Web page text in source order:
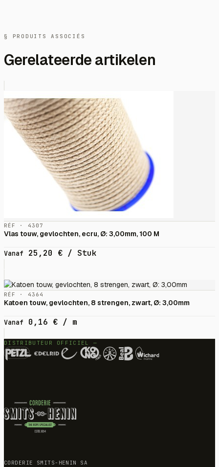
§ PRODUITS ASSOCIÉS
Gerelateerde artikelen
RÉF · 4307
Vlas touw, gevlochten, ecru, Ø: 3,00mm, 100 M
Vanaf 25,20 € / Stuk
RÉF · 4364
Katoen touw, gevlochten, 8 strengen, zwart, Ø: 3,00mm
Vanaf 0,16 € / m
DISTRIBUTEUR OFFICIEL —
CORDERIE SMITS-HENIN SA